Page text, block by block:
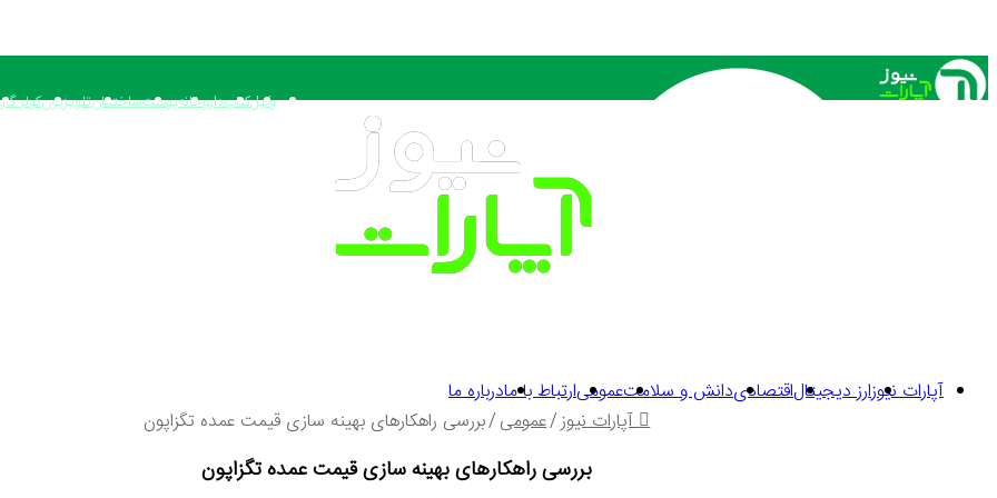
وکیلکتابداروخانهپوستساختمانتلویزیونکولر
آپارات نیوزارز دیجیتالاقتصادیدانش و سلامتعمومیارتباط با مادرباره ما
آپارات نیوز/عمومی/بررسی راهکارهای بهینه سازی قیمت عمده تگزاپون
بررسی راهکارهای بهینه سازی قیمت عمده تگزاپون